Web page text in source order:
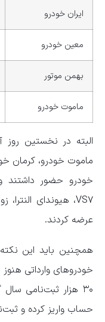
ایران خودرو
معین خودرو
بهمن موتور
ماموت خودرو
البته در نخستین روز
ماموت خودرو، کرمان
عرضه کردند.
همچنین باید این
خودرو‌های وارداتی
حساب واریز کرده و